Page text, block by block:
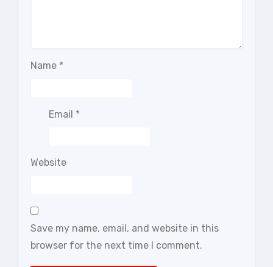
Name *
Email *
Website
Save my name, email, and website in this
browser for the next time I comment.